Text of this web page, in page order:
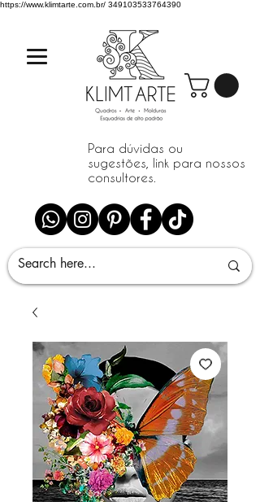
https://www.klimtarte.com.br/ 349103533764390
Para dúvidas ou
sugestões, link para nossos
consultores.